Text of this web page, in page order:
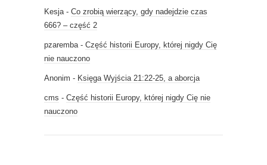
Kesja - Co zrobią wierzący, gdy nadejdzie czas
666? – część 2
pzaremba - Część historii Europy, której nigdy Cię
nie nauczono
Anonim - Księga Wyjścia 21:22-25, a aborcja
cms - Część historii Europy, której nigdy Cię nie
nauczono